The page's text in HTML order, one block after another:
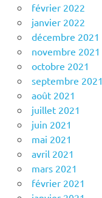
février 2022
janvier 2022
décembre 2021
novembre 2021
octobre 2021
septembre 2021
août 2021
juillet 2021
juin 2021
mai 2021
avril 2021
mars 2021
février 2021